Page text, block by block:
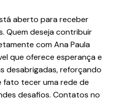
aberto para receber
Quem deseja contribuir
com Ana Paula
que oferece esperança e
desabrigadas, reforçando
fato tecer uma rede de
desafios. Contatos no